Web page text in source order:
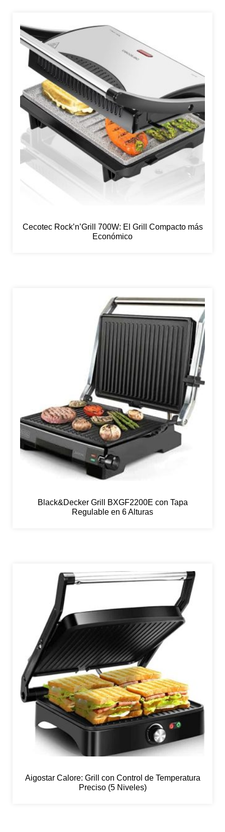
Cecotec Rock’n’Grill 700W: El Grill Compacto más
Económico
Black&Decker Grill BXGF2200E con Tapa
Regulable en 6 Alturas
Aigostar Calore: Grill con Control de Temperatura
Preciso (5 Niveles)